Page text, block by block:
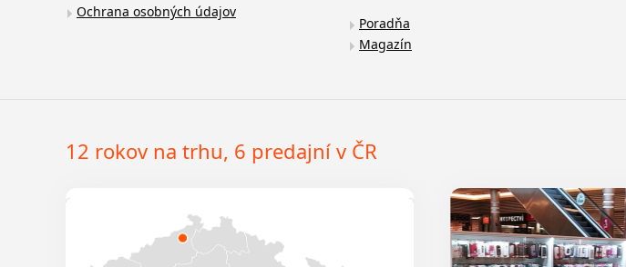
Ochrana osobných údajov
Poradňa
Magazín
12 rokov na trhu, 6 predajní v ČR